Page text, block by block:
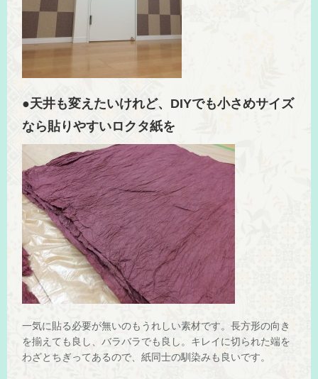
●天井も変えたいけれど、DIYでも小さめサイズ
なら貼りやすいロクタ紙を
一気に貼る必要が無いのもうれしい素材です。長方形の向き
を揃えても良し、バラバラでも良し。キレイに切られた端を
わざとちぎってあるので、紙同士の馴染みも良いです。